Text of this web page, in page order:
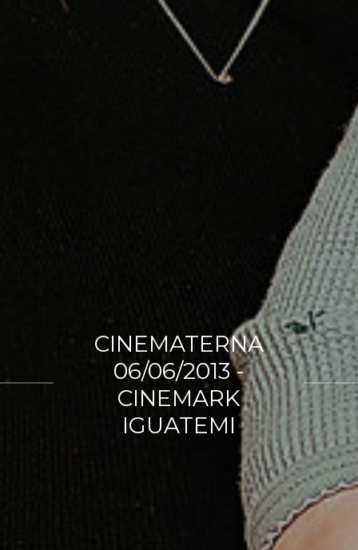
CINEMATERNA
06/06/2013 -
CINEMARK
IGUATEMI